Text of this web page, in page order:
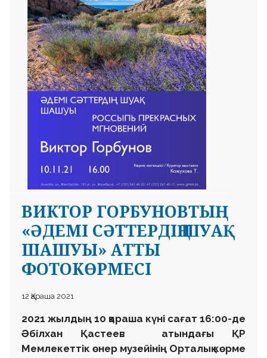
ВИКТОР ГОРБУНОВТЫҢ
«ӘДЕМІ СӘТТЕРДІҢ ШУАҚ
ШАШУЫ» АТТЫ
ФОТОКӨРМЕСІ
12 Қараша 2021
2021 жылдың 10 қараша күні сағат 16:00-де
Әбілхан Қастеев атындағы ҚР
Мемлекеттік өнер музейінің Орталық көрме